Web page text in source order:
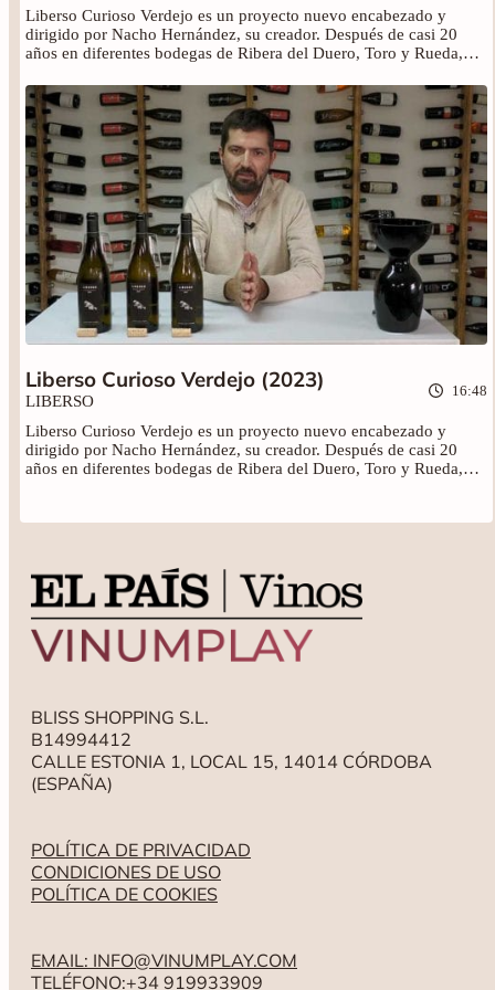
Liberso Curioso Verdejo es un proyecto nuevo encabezado y
dirigido por Nacho Hernández, su creador. Después de casi 20
años en diferentes bodegas de Ribera del Duero, Toro y Rueda,
en la DO Rueda. Uva verdeja procedente de viñedos de más de 20
años que fermentan en barricas de roble francés y húngaro
principalmente y que posteriormente se crían en las mismas
barricas de 6 a 11 meses dependiendo de la añada. Posteriormente
se ensamblan los vinos y se embotella pasando a hacer una
segunda crianza en botella. Solo cuando cada añada está en su
mejor momento y reúne unas características de calidad únicas, sale
al mercado, nunca antes.
Liberso Curioso Verdejo (2023)
LIBERSO
16:48
Liberso Curioso Verdejo es un proyecto nuevo encabezado y
dirigido por Nacho Hernández, su creador. Después de casi 20
años en diferentes bodegas de Ribera del Duero, Toro y Rueda,
años que fermentan en barricas de roble francés y húngaro
se ensamblan los vinos y se embotella pasando a hacer una
segunda crianza en botella. Solo cuando cada añada está en su
mejor momento y reúne unas características de calidad únicas, sale
al mercado, nunca antes.
BLISS SHOPPING S.L.
B14994412
CALLE ESTONIA 1, LOCAL 15, 14014 CÓRDOBA
(ESPAÑA)
POLÍTICA DE PRIVACIDAD
CONDICIONES DE USO
POLÍTICA DE COOKIES
EMAIL: INFO@VINUMPLAY.COM
TELÉFONO:+34 919933909